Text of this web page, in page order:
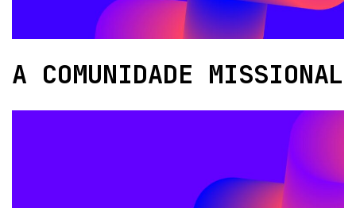
A COMUNIDADE MISSIONAL